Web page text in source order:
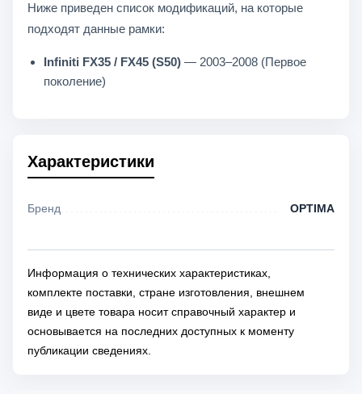
Ниже приведен список модификаций, на которые
подходят данные рамки:
Infiniti FX35 / FX45 (S50) — 2003–2008 (Первое
поколение)
Характеристики
Бренд OPTIMA
Информация о технических характеристиках,
комплекте поставки, стране изготовления, внешнем
виде и цвете товара носит справочный характер и
основывается на последних доступных к моменту
публикации сведениях.